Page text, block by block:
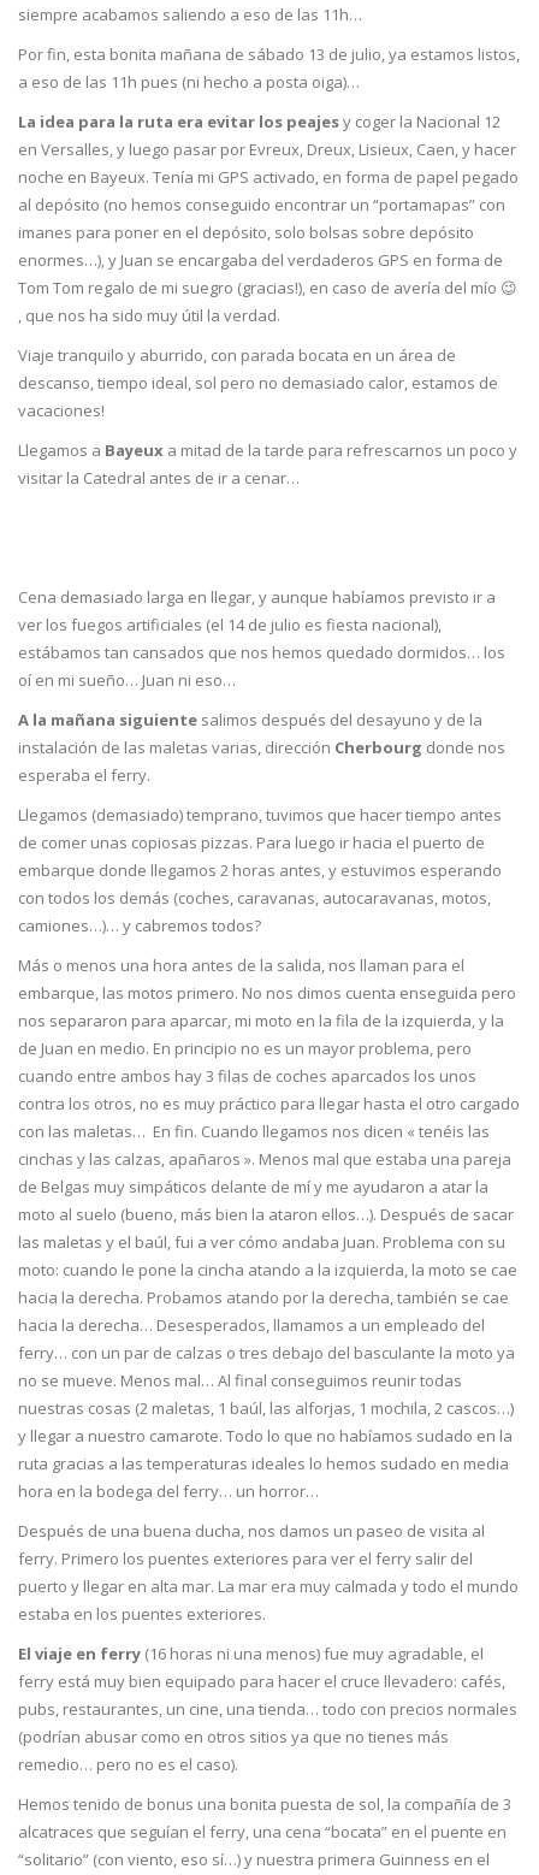
siempre acabamos saliendo a eso de las 11h…
Por fin, esta bonita mañana de sábado 13 de julio, ya estamos listos,
a eso de las 11h pues (ni hecho a posta oiga)…
La idea para la ruta era evitar los peajesy coger la Nacional 12
en Versalles, y luego pasar por Evreux, Dreux, Lisieux, Caen, y hacer
noche en Bayeux. Tenía mi GPS activado, en forma de papel pegado
al depósito (no hemos conseguido encontrar un “portamapas” con
imanes para poner en el depósito, solo bolsas sobre depósito
enormes…), y Juan se encargaba del verdaderos GPS en forma de
Tom Tom regalo de mi suegro (gracias!), en caso de avería del mío 😉
, que nos ha sido muy útil la verdad.
Viaje tranquilo y aburrido, con parada bocata en un área de
descanso, tiempo ideal, sol pero no demasiado calor, estamos de
vacaciones!
Llegamos a Bayeux a mitad de la tarde para refrescarnos un poco y
visitar la Catedral antes de ir a cenar…
Cena demasiado larga en llegar, y aunque habíamos previsto ir a
ver los fuegos artificiales (el 14 de julio es fiesta nacional),
estábamos tan cansados que nos hemos quedado dormidos… los
oí en mi sueño… Juan ni eso…
A la mañana siguiente salimos después del desayuno y de la
instalación de las maletas varias, dirección Cherbourg donde nos
esperaba el ferry.
Llegamos (demasiado) temprano, tuvimos que hacer tiempo antes
de comer unas copiosas pizzas. Para luego ir hacia el puerto de
embarque donde llegamos 2 horas antes, y estuvimos esperando
con todos los demás (coches, caravanas, autocaravanas, motos,
camiones…)… y cabremos todos?
Más o menos una hora antes de la salida, nos llaman para el
embarque, las motos primero. No nos dimos cuenta enseguida pero
nos separaron para aparcar, mi moto en la fila de la izquierda, y la
de Juan en medio. En principio no es un mayor problema, pero
cuando entre ambos hay 3 filas de coches aparcados los unos
contra los otros, no es muy práctico para llegar hasta el otro cargado
con las maletas… En fin. Cuando llegamos nos dicen « tenéis las
cinchas y las calzas, apañaros ». Menos mal que estaba una pareja
de Belgas muy simpáticos delante de mí y me ayudaron a atar la
moto al suelo (bueno, más bien la ataron ellos…). Después de sacar
las maletas y el baúl, fui a ver cómo andaba Juan. Problema con su
moto: cuando le pone la cincha atando a la izquierda, la moto se cae
hacia la derecha. Probamos atando por la derecha, también se cae
hacia la derecha… Desesperados, llamamos a un empleado del
ferry… con un par de calzas o tres debajo del basculante la moto ya
no se mueve. Menos mal… Al final conseguimos reunir todas
nuestras cosas (2 maletas, 1 baúl, las alforjas, 1 mochila, 2 cascos…)
y llegar a nuestro camarote. Todo lo que no habíamos sudado en la
ruta gracias a las temperaturas ideales lo hemos sudado en media
hora en la bodega del ferry… un horror…
Después de una buena ducha, nos damos un paseo de visita al
ferry. Primero los puentes exteriores para ver el ferry salir del
puerto y llegar en alta mar. La mar era muy calmada y todo el mundo
estaba en los puentes exteriores.
El viaje en ferry (16 horas ni una menos) fue muy agradable, el
ferry está muy bien equipado para hacer el cruce llevadero: cafés,
pubs, restaurantes, un cine, una tienda… todo con precios normales
(podrían abusar como en otros sitios ya que no tienes más
remedio… pero no es el caso).
Hemos tenido de bonus una bonita puesta de sol, la compañía de 3
alcatraces que seguían el ferry, una cena “bocata” en el puente en
“solitario” (con viento, eso sí…) y nuestra primera Guinness en el